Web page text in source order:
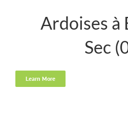
Ardoises à
Sec
Learn More